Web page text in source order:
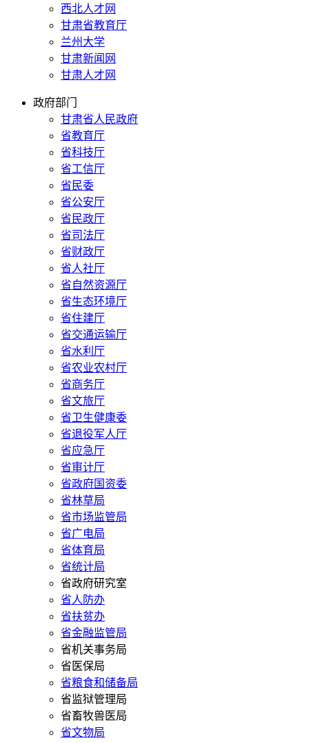
西北人才网
甘肃省教育厅
兰州大学
甘肃新闻网
甘肃人才网
政府部门
甘肃省人民政府
省教育厅
省科技厅
省工信厅
省民委
省公安厅
省民政厅
省司法厅
省财政厅
省人社厅
省自然资源厅
省生态环境厅
省住建厅
省交通运输厅
省水利厅
省农业农村厅
省商务厅
省文旅厅
省卫生健康委
省退役军人厅
省应急厅
省审计厅
省政府国资委
省林草局
省市场监管局
省广电局
省体育局
省统计局
省政府研究室
省人防办
省扶贫办
省金融监管局
省机关事务局
省医保局
省粮食和储备局
省监狱管理局
省畜牧兽医局
省文物局